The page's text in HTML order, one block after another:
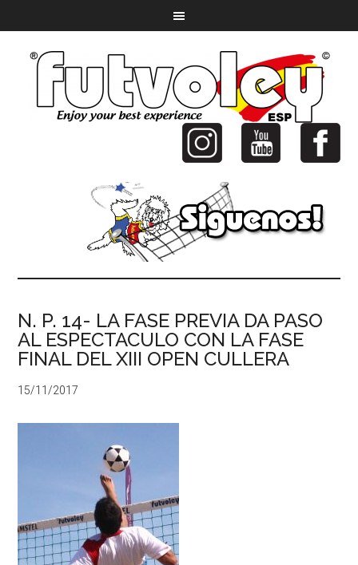
N. P. 14- LA FASE PREVIA DA PASO
AL ESPECTACULO CON LA FASE
FINAL DEL XIII OPEN CULLERA
15/11/2017